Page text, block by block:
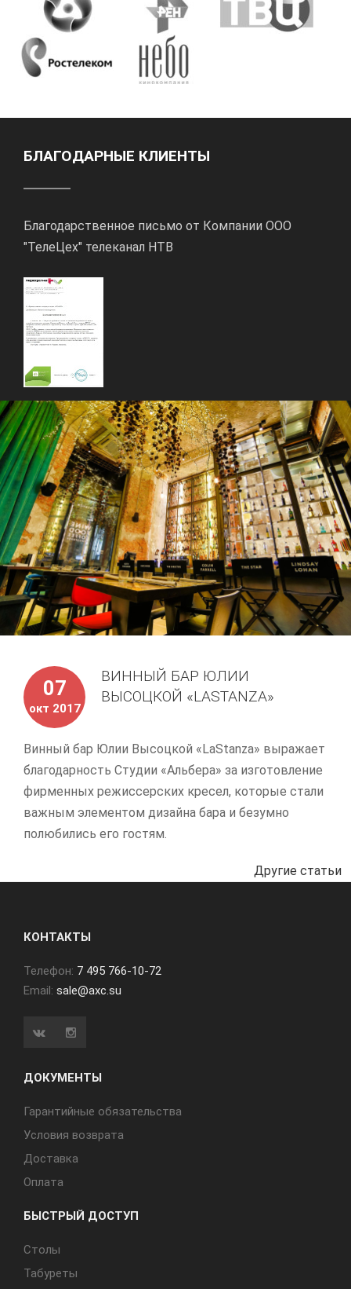
БЛАГОДАРНЫЕ КЛИЕНТЫ
Благодарственное письмо от Компании ООО
"ТелеЦех" телеканал НТВ
07
окт 2017
ВИННЫЙ БАР ЮЛИИ
ВЫСОЦКОЙ «LASTANZA»
Винный бар Юлии Высоцкой «LaStanza» выражает
благодарность Студии «Альбера» за изготовление
фирменных режиссерских кресел, которые стали
важным элементом дизайна бара и безумно
полюбились его гостям.
Другие статьи
КОНТАКТЫ
Телефон: 7 495 766-10-72
Email: sale@axc.su
ДОКУМЕНТЫ
Гарантийные обязательства
Условия возврата
Доставка
Оплата
БЫСТРЫЙ ДОСТУП
Cтолы
Табуреты